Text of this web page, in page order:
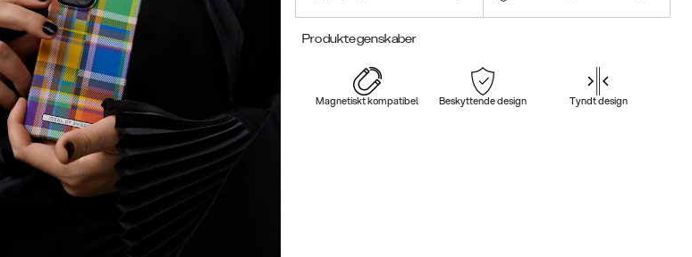
Produktegenskaber
Magnetiskt kompatibel Beskyttende design Tyndt design